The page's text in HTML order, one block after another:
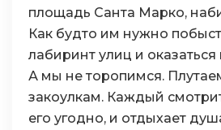
площадь Санта Марко,
Как будто им нужно
лабиринт улиц и оказаться
А мы не торопимся.
закоулкам. Каждый
его угодно, и отдыхает